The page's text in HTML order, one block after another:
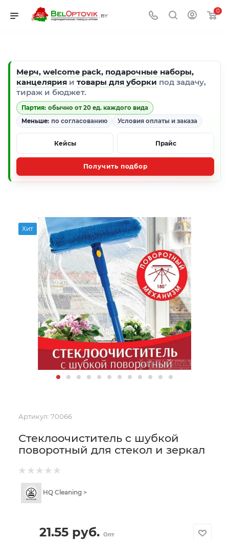
0
Мерч, welcome pack, подарочные наборы,
канцелярия и товары для уборки под задачу,
тираж и бюджет.
Партия: обычно от 20 ед. каждого вида
Меньше: по согласованию Условия оплаты и заказа
Кейсы Прайс
Получить подбор
Хит
Артикул: 70066
Стеклоочиститель c шубкой
поворотный для стекол и зеркал
HQ Cleaning >
21.55руб. Опт